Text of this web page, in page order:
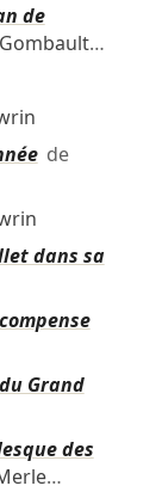
de
…
de
dans sa
Grand
des
…